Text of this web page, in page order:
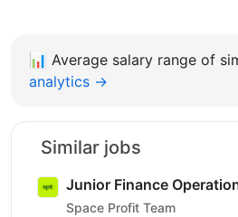
📊 Average salary range of
analytics →
Similar jobs
Junior Finance
Space Profit Team